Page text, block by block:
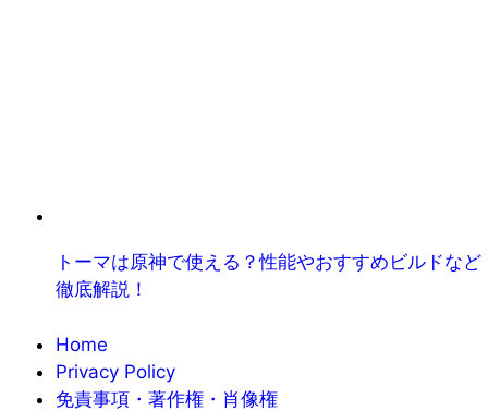
トーマは原神で使える？性能やおすすめビルドなど
徹底解説！
Home
Privacy Policy
免責事項・著作権・肖像権